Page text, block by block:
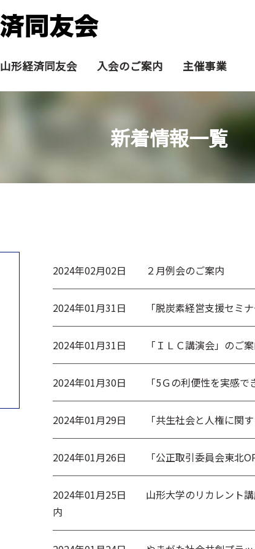
山形経済同友会 入会のご案内 主催事業
新着情報一覧
2024年02月02日 ２月例会のご案内
2024年01月31日 「脱炭素経営支援セミ
2024年01月31日 「ＩＬＣ講演会」のご
2024年01月30日 「5Ｇの利便性を実感
2024年01月29日 「共生社会と人権に関
2024年01月26日 「公正取引委員会東北
2024年01月25日
山形大学のリカレント
内